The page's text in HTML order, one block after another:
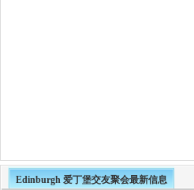
Edinburgh 爱丁堡交友聚会最新信息